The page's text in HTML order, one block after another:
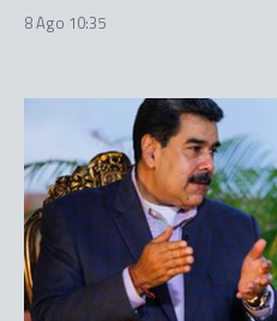
8 Ago 10:35